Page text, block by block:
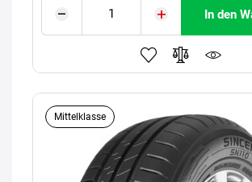
In den
Mittelklasse